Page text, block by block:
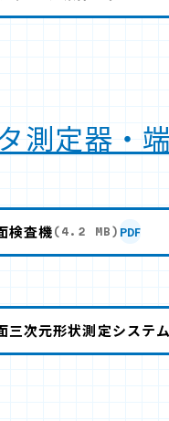
測定器・
検査機 (4.2 MB) PDF
三次元形状測定システム